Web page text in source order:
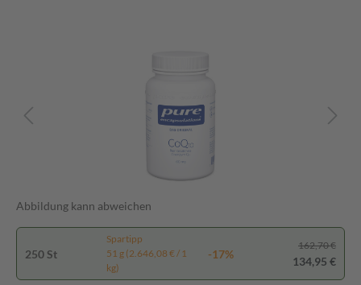
Abbildung kann abweichen
250 St
Spartipp
51 g (2.646,08 € / 1
kg)
-17%
162,70 €
134,95 €